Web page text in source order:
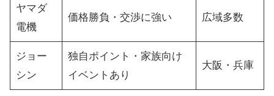
ヤマダ
電機
価格勝負・交渉に強い 広域多数
ジョー
シン
独自ポイント・家族向け
イベントあり
大阪・兵庫